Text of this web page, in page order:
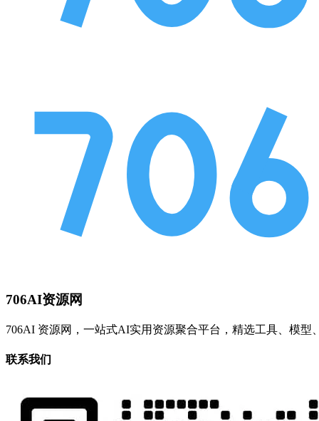
706AI资源网
706AI 资源网，一站式AI实用资源聚合平台，精选工具、模
联系我们